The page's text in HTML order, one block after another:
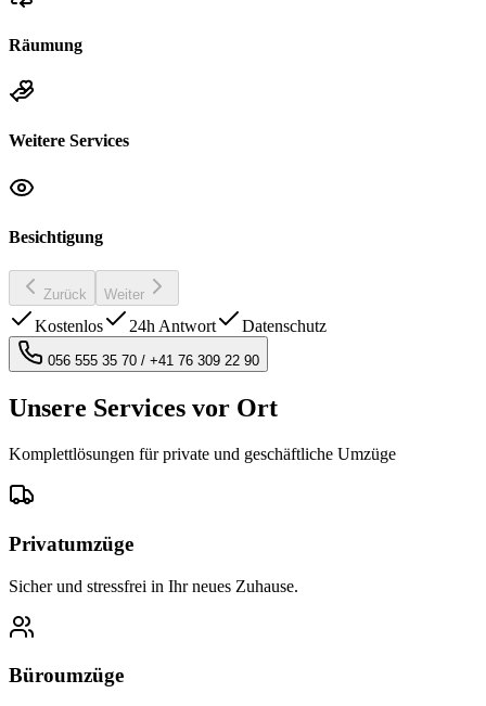
Räumung
Weitere Services
Besichtigung
Zurück Weiter
Kostenlos 24h Antwort Datenschutz
056 555 35 70 / +41 76 309 22 90
Unsere Services vor Ort
Komplettlösungen für private und geschäftliche Umzüge
Privatumzüge
Sicher und stressfrei in Ihr neues Zuhause.
Büroumzüge